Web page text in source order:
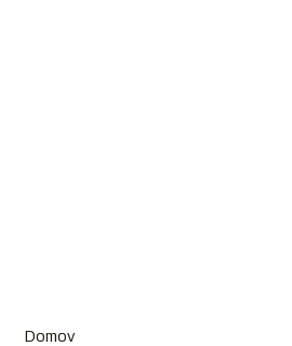
Domov